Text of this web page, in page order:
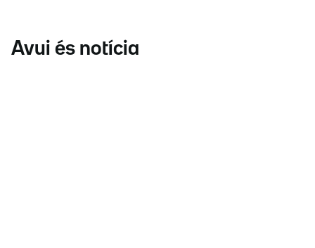
Avui és notícia